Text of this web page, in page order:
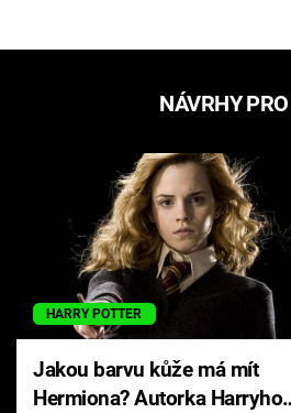
NÁVRHY
HARRY POTTER
Jakou barvu kůže má mít
Hermiona? Autorka Harryho